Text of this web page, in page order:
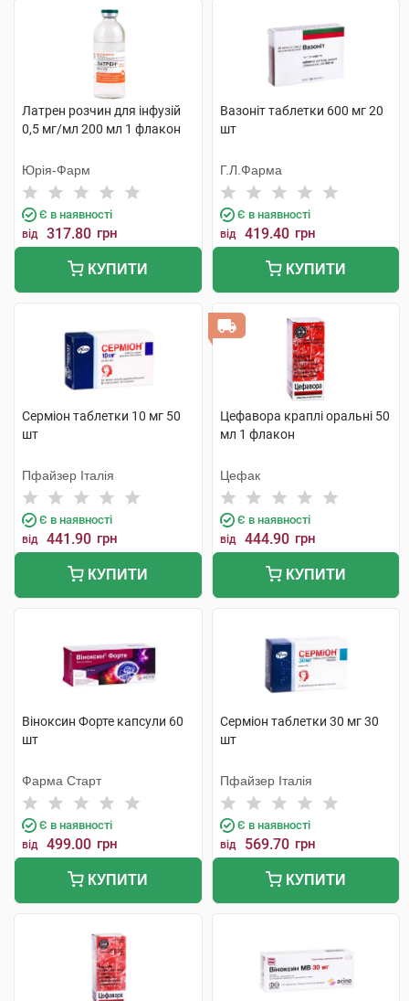
Латрен розчин для інфузій
0,5 мг/мл 200 мл 1 флакон
Юрія-Фарм
Є в наявності
від 317.80 грн
КУПИТИ
Вазоніт таблетки 600 мг 20
шт
Г.Л.Фарма
Є в наявності
від 419.40 грн
КУПИТИ
Серміон таблетки 10 мг 50
шт
Пфайзер Італія
Є в наявності
від 441.90 грн
КУПИТИ
Цефавора краплі оральні 50
мл 1 флакон
Цефак
Є в наявності
від 444.90 грн
КУПИТИ
Віноксин Форте капсули 60
шт
Фарма Старт
Є в наявності
від 499.00 грн
КУПИТИ
Серміон таблетки 30 мг 30
шт
Пфайзер Італія
Є в наявності
від 569.70 грн
КУПИТИ